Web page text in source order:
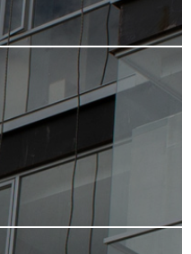
diseñados
ambientales más
de ingeniería e